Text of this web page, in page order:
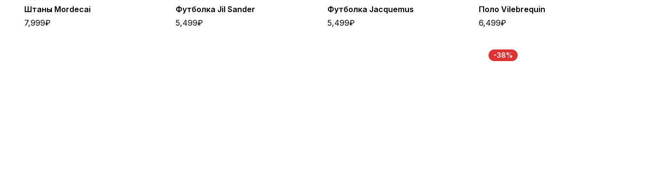
Штаны Mordecai
7,999₽
Футболка Jil Sander
5,499₽
Футболка Jacquemus
5,499₽
Поло Vilebrequin
6,499₽
-38%